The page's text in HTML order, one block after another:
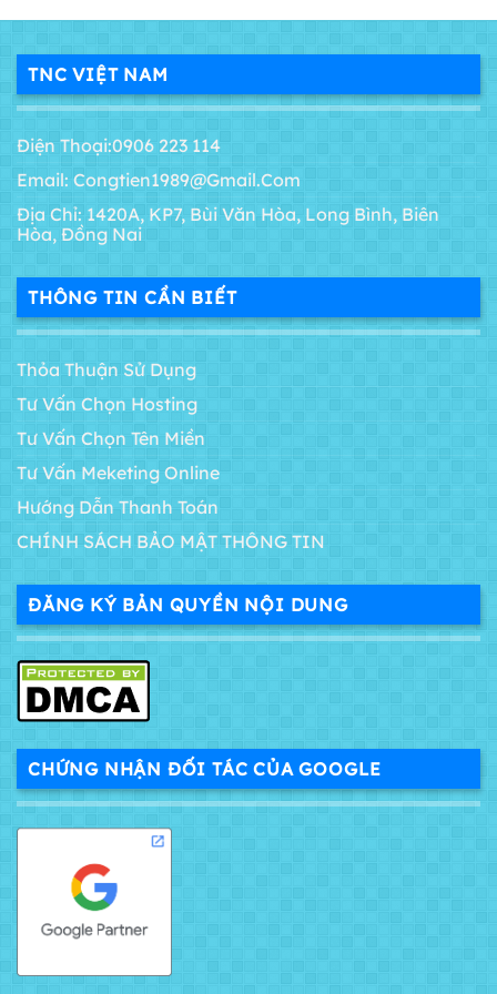
TNC VIỆT NAM
Điện Thoại:0906 223 114
Email: Congtien1989@gmail.com
Địa Chỉ: 1420A, KP7, Bùi Văn Hòa, Long Bình, Biên
Hòa, Đồng Nai
THÔNG TIN CẦN BIẾT
Thỏa Thuận Sử Dụng
Tư Vấn Chọn Hosting
Tư Vấn Chọn Tên Miền
Tư Vấn Meketing Online
Hướng Dẫn Thanh Toán
CHÍNH SÁCH BẢO MẬT THÔNG TIN
ĐĂNG KÝ BẢN QUYỀN NỘI DUNG
CHỨNG NHẬN ĐỐI TÁC CỦA GOOGLE